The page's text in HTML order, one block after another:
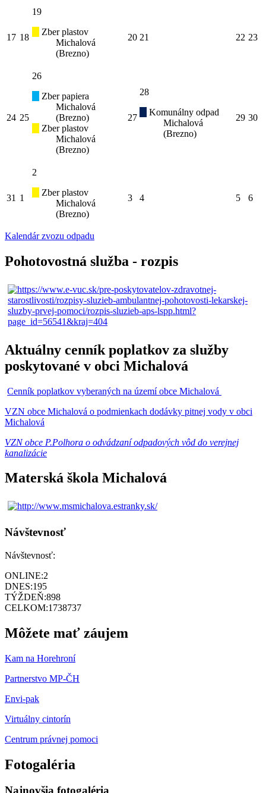
17 18
19
Zber plastov
Michalová
(Brezno)
20 21 22 23
24 25
26
Zber papiera
Michalová
(Brezno)
Zber plastov
Michalová
(Brezno)
27
28
Komunálny odpad
Michalová
(Brezno)
29 30
31 1
2
Zber plastov
Michalová
(Brezno)
3 4 5 6
Kalendár zvozu odpadu
Pohotovostná služba - rozpis
Aktuálny cenník poplatkov za služby
poskytované v obci Michalová
Cenník poplatkov vyberaných na území obce Michalová
VZN obce Michalová o podmienkach dodávky pitnej vody v obci
Michalová
VZN obce P.Polhora o odvádzaní odpadových vôd do verejnej
kanalizácie
Materská škola Michalová
Návštevnosť
Návštevnosť:
ONLINE:2
DNES:195
TÝŽDEŇ:898
CELKOM:1738737
Môžete mať záujem
Kam na Horehroní
Partnerstvo MP-ČH
Envi-pak
Virtuálny cintorín
Centrum právnej pomoci
Fotogaléria